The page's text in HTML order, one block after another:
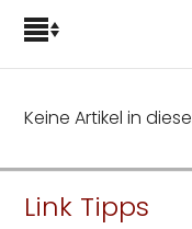
Keine Artikel in
Link Tipps